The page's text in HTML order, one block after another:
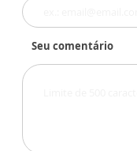
Seu comentário